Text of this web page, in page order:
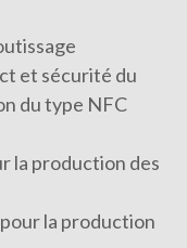
et sécurité du
du type NFC
la production des
la production